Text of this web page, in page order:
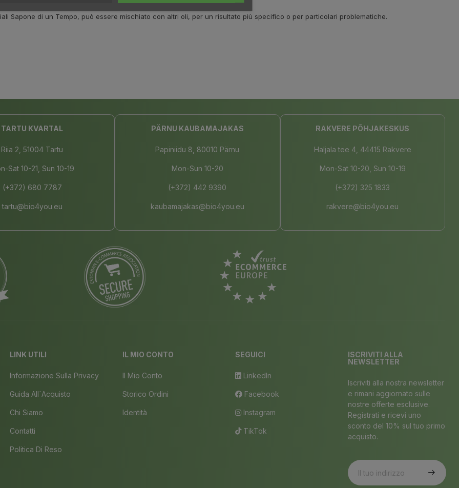
Sapone di un Tempo, può essere mischiato con altri oli, per un risultato più specifico o per particolari problematiche.
TARTU KVARTAL
Riia 2, 51004 Tartu
Sat 10-21, Sun 10-19
(+372) 680 7787
tartu@bio4you.eu
PÄRNU KAUBAMAJAKAS
Papiniidu 8, 80010 Pärnu
Mon-Sun 10-20
(+372) 442 9390
kaubamajakas@bio4you.eu
RAKVERE PÕHJAKESKUS
Haljala tee 4, 44415 Rakvere
Mon-Sat 10-20, Sun 10-19
(+372) 325 1833
rakvere@bio4you.eu
LINK UTILI
Informazione Sulla Privacy
Guida All´acquisto
Chi Siamo
Contatti
Politica Di Reso
IL MIO CONTO
Il Mio Conto
Storico Ordini
Identità
SEGUICI
LinkedIn
Facebook
Instagram
TikTok
ISCRIVITI ALLA
NEWSLETTER
Iscriviti alla nostra newsletter
e rimani aggiornato sulle
nostre offerte esclusive.
Registrati e ricevi uno
sconto del 10% sul tuo primo
acquisto.